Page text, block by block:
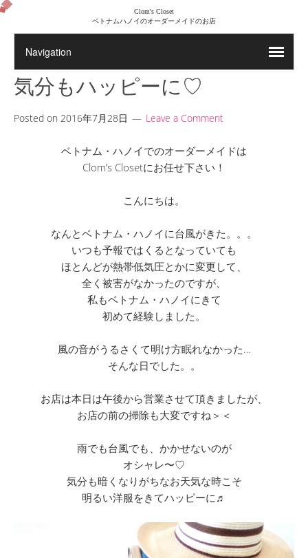
Clom's Closet
ベトナムハノイのオーダーメイドのお店
気分もハッピーに♡
Posted on 2016年7月28日 Leave a Comment
ベトナム・ハノイでのオーダーメイドは
Clom’s Closetにお任せ下さい！
こんにちは。
なんとベトナム・ハノイに台風がきた。。。
いつも予報ではくるとなっていても
ほとんどが熱帯低気圧とかに変更して、
全く被害がなかったのですが、
私もベトナム・ハノイにきて
初めて経験しました。
風の音がうるさくて明け方眠れなかった…
そんな日でした。。
お店は本日は午後から営業させて頂きましたが、
お店の前の掃除も大変ですね＞＜
雨でも台風でも、かかせないのが
オシャレ〜♡
気分も暗くなりがちなお天気な時こそ
明るい洋服をきてハッピーに♬